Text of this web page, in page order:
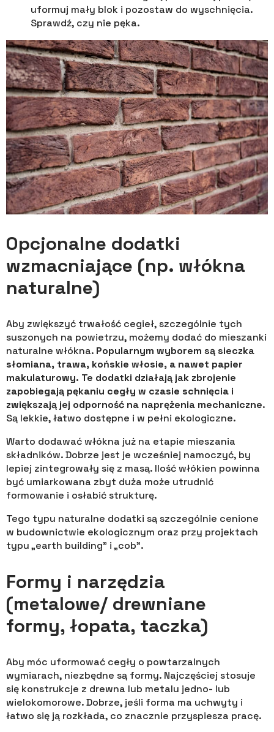
uformuj mały blok i pozostaw do wyschnięcia.
Sprawdź, czy nie pęka.
Opcjonalne dodatki
wzmacniające (np. włókna
naturalne)
Aby zwiększyć trwałość cegieł, szczególnie tych
suszonych na powietrzu, możemy dodać do mieszanki
naturalne włókna. Popularnym wyborem są sieczka
słomiana, trawa, końskie włosie, a nawet papier
makulaturowy. Te dodatki działają jak zbrojenie
zapobiegają pękaniu cegły w czasie schnięcia i
zwiększają jej odporność na naprężenia mechaniczne.
Są lekkie, łatwo dostępne i w pełni ekologiczne.
Warto dodawać włókna już na etapie mieszania
składników. Dobrze jest je wcześniej namoczyć, by
lepiej zintegrowały się z masą. Ilość włókien powinna
być umiarkowana zbyt duża może utrudnić
formowanie i osłabić strukturę.
Tego typu naturalne dodatki są szczególnie cenione
w budownictwie ekologicznym oraz przy projektach
typu „earth building” i „cob”.
Formy i narzędzia
(metalowe/ drewniane
formy, łopata, taczka)
Aby móc uformować cegły o powtarzalnych
wymiarach, niezbędne są formy. Najczęściej stosuje
się konstrukcje z drewna lub metalu jedno- lub
wielokomorowe. Dobrze, jeśli forma ma uchwyty i
łatwo się ją rozkłada, co znacznie przyspiesza pracę.